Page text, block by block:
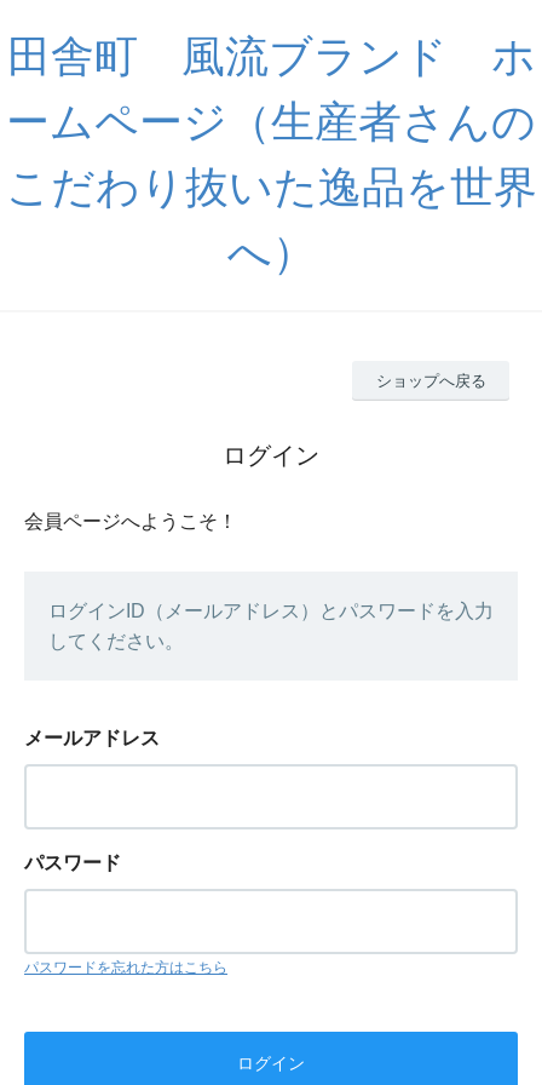
田舎町 風流ブランド ホ
ームページ（生産者さんの
こだわり抜いた逸品を世界
へ）
ショップへ戻る
ログイン
会員ページへようこそ！
ログインID（メールアドレス）とパスワードを入力
してください。
メールアドレス
パスワード
パスワードを忘れた方はこちら